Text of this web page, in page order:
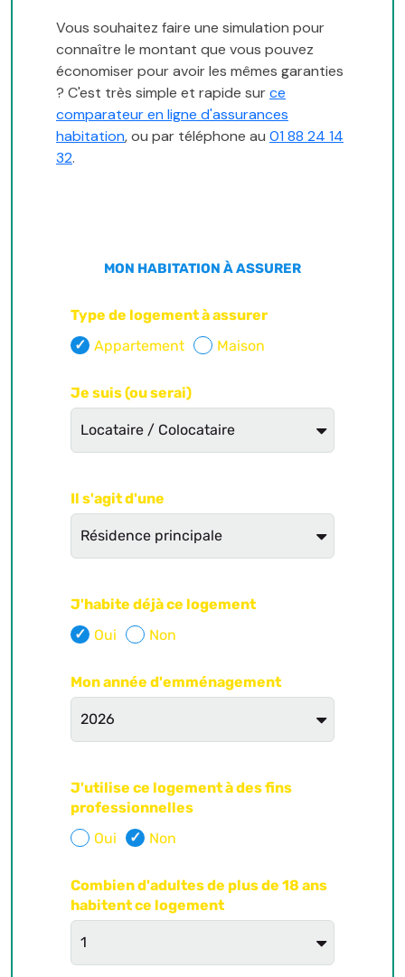
Vous souhaitez faire une simulation pour
connaître le montant que vous pouvez
économiser pour avoir les mêmes garanties
? C'est très simple et rapide surce
comparateur en ligne d'assurances
habitation, ou par téléphone au 01 88 24 14
32.